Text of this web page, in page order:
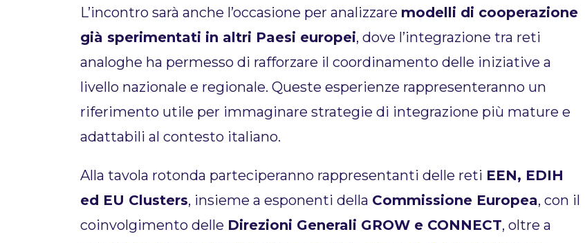
L’incontro sarà anche l’occasione per analizzare modelli di cooperazione
già sperimentati in altri Paesi europei, dove l’integrazione tra reti
analoghe ha permesso di rafforzare il coordinamento delle iniziative a
livello nazionale e regionale. Queste esperienze rappresenteranno un
riferimento utile per immaginare strategie di integrazione più mature e
adattabili al contesto italiano.
Alla tavola rotonda parteciperanno rappresentanti delle reti EEN, EDIH
ed EU Clusters, insieme a esponenti della Commissione Europea, con il
coinvolgimento delle Direzioni Generali GROW e CONNECT, oltre a